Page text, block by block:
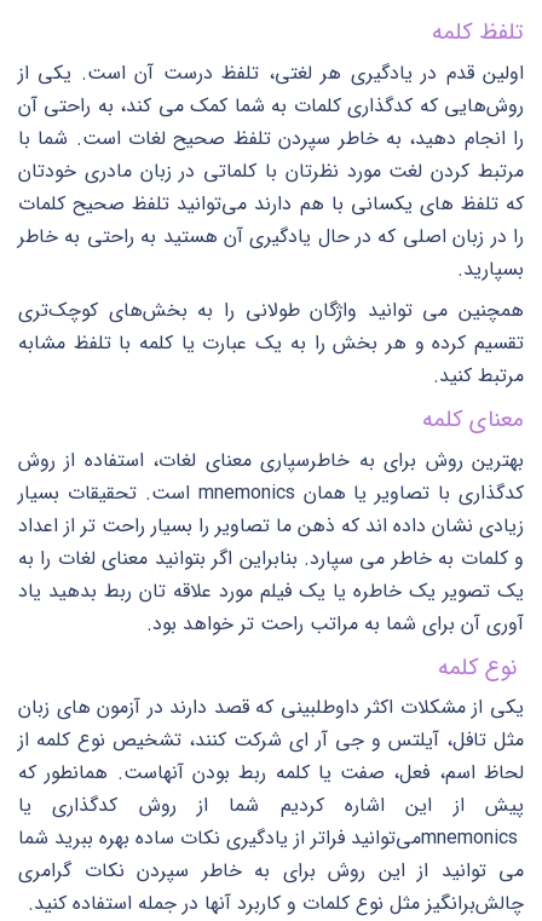
تلفظ کلمه
اولین قدم در یادگیری هر لغتی، تلفظ درست آن است. یکی از
روش‌هایی که کدگذاری کلمات به شما کمک می کند، به راحتی آن
را انجام دهید، به خاطر سپردن تلفظ صحیح لغات است. شما با
مرتبط کردن لغت مورد نظرتان با کلماتی در زبان مادری خودتان
که تلفظ های یکسانی با هم دارند می‌توانید تلفظ صحیح کلمات
را در زبان اصلی که در حال یادگیری آن هستید به راحتی به خاطر
بسپارید.
همچنین می توانید واژگان طولانی را به بخش‌های کوچک‌تری
تقسیم کرده و هر بخش را به یک عبارت یا کلمه با تلفظ مشابه
مرتبط کنید.
معنای کلمه
بهترین روش برای به خاطرسپاری معنای لغات، استفاده از روش
کدگذاری با تصاویر یا همان mnemonics است. تحقیقات بسیار
زیادی نشان داده اند که ذهن ما تصاویر را بسیار راحت تر از اعداد
و کلمات به خاطر می سپارد. بنابراین اگر بتوانید معنای لغات را به
یک تصویر یک خاطره یا یک فیلم مورد علاقه تان ربط بدهید یاد
آوری آن برای شما به مراتب راحت تر خواهد بود.
نوع کلمه
یکی از مشکلات اکثر داوطلبینی که قصد دارند در آزمون های زبان
مثل تافل، آیلتس و جی آر ای شرکت کنند، تشخیص نوع کلمه از
لحاظ اسم، فعل، صفت یا کلمه ربط بودن آنهاست. همانطور که
پیش از این اشاره کردیم شما از روش کدگذاری یا
mnemonicsمی‌توانید فراتر از یادگیری نکات ساده بهره ببرید شما
می توانید از این روش برای به خاطر سپردن نکات گرامری
چالش‌برانگیز مثل نوع کلمات و کاربرد آنها در جمله استفاده کنید.